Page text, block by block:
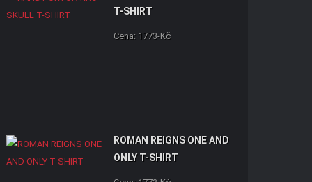
T-SHIRT
Cena: 1773-Kč
ROMAN REIGNS ONE AND
ONLY T-SHIRT